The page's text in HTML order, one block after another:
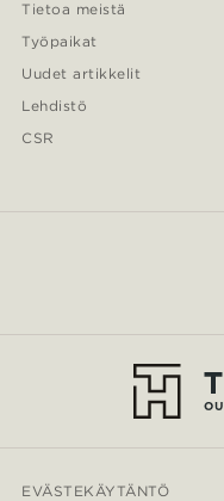
Tietoa meistä
Työpaikat
Uudet artikkelit
Lehdistö
CSR
EVÄSTEKÄYTÄNTÖ